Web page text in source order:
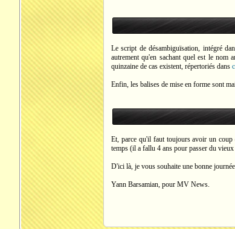
Le script de désambiguïsation, intégré
autrement qu'en sachant quel est le nom
quinzaine de cas existent, répertoriés dans
Enfin, les balises de mise en forme sont
Et, parce qu'il faut toujours avoir un coup
temps (il a fallu 4 ans pour passer du
D'ici là, je vous souhaite une bonne
Yann Barsamian, pour MV News.